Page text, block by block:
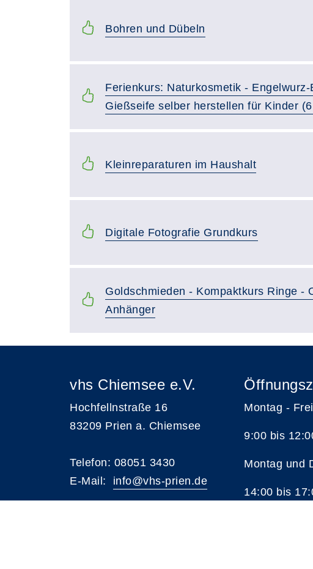
Bohren und Dübeln
Ferienkurs: Naturkosmetik - Engelwurz-
Gießseife selber herstellen für Kinder
Kleinreparaturen im Haushalt
Digitale Fotografie Grundkurs
Goldschmieden - Kompaktkurs Ringe -
Anhänger
vhs Chiemsee e.V.
Hochfellnstraße 16
83209 Prien a. Chiemsee
Telefon: 08051 3430
E-Mail: info@vhs-prien.de
Montag -
9:00 bis
Montag und
14:00 bis